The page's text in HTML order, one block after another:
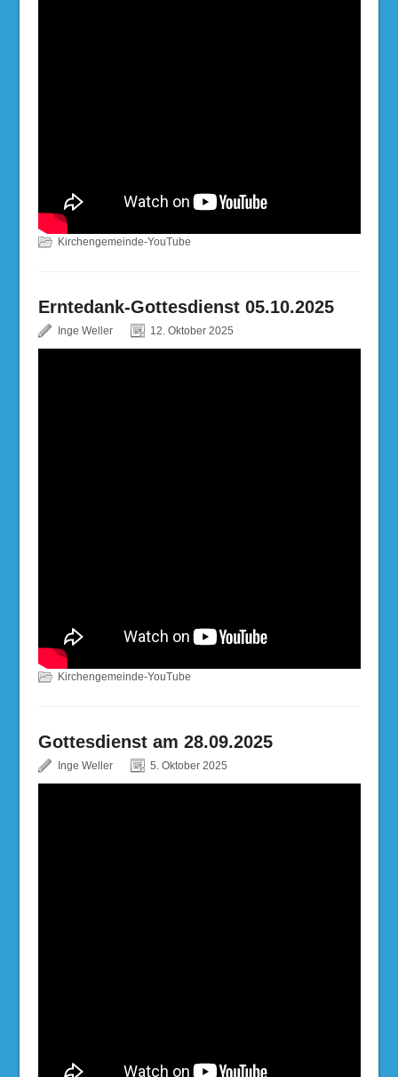
Kirchengemeinde-YouTube
Erntedank-Gottesdienst 05.10.2025
Inge Weller 12. Oktober 2025
Kirchengemeinde-YouTube
Gottesdienst am 28.09.2025
Inge Weller 5. Oktober 2025